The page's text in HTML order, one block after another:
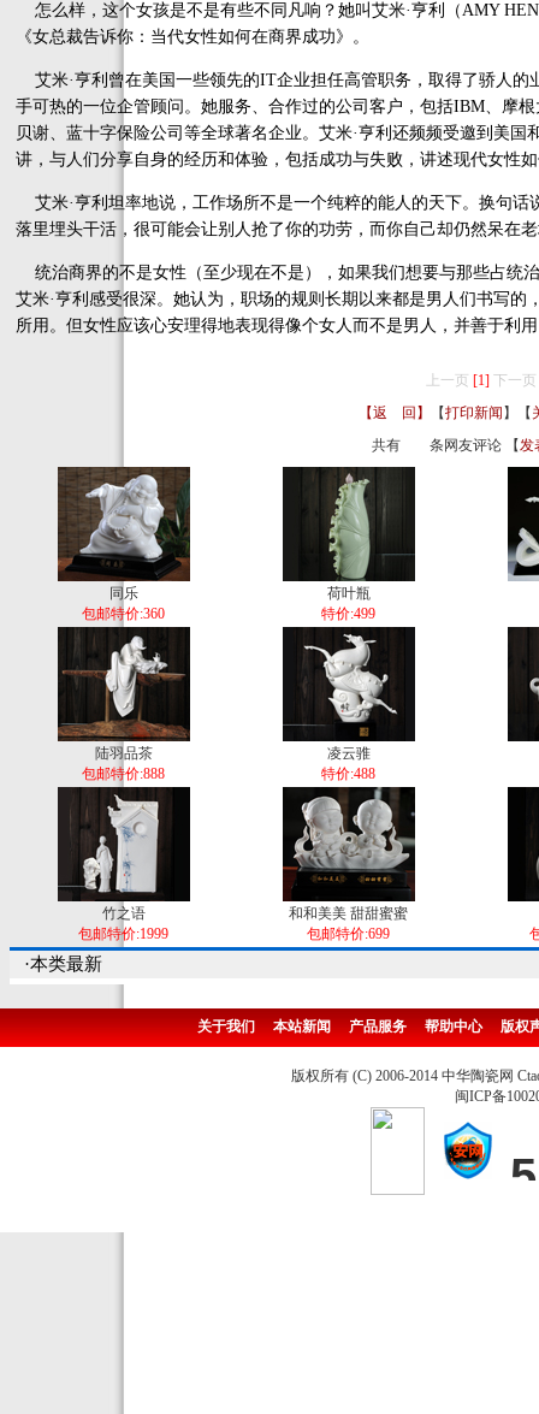
怎么样，这个女孩是不是有些不同凡响？她叫艾米·亨利（AMY
《女总裁告诉你：当代女性如何在商界成功》。
艾米·亨利曾在美国一些领先的IT企业担任高管职务，取得了骄人的
手可热的一位企管顾问。她服务、合作过的公司客户，包括IBM、摩
贝谢、蓝十字保险公司等全球著名企业。艾米·亨利还频频受邀到美
讲，与人们分享自身的经历和体验，包括成功与失败，讲述现代女性
艾米·亨利坦率地说，工作场所不是一个纯粹的能人的天下。换句话
落里埋头干活，很可能会让别人抢了你的功劳，而你自己却仍然呆在
统治商界的不是女性（至少现在不是），如果我们想要与那些占统
艾米·亨利感受很深。她认为，职场的规则长期以来都是男人们书写
所用。但女性应该心安理得地表现得像个女人而不是男人，并善于利
上一页 [1] 下一页
【返 回】
【打印新闻 】【
共有
条网友评论 【发
同乐
包邮特价:360
荷叶瓶
特价:499
陆羽品茶
包邮特价:888
凌云骓
特价:488
竹之语
包邮特价:1999
和和美美 甜甜蜜蜜
包邮特价:699
·本类最新
关于我们 本站新闻 产品服务 帮助中心 版权
版权所有 (C) 2006-2014 中华陶瓷网
闽ICP备